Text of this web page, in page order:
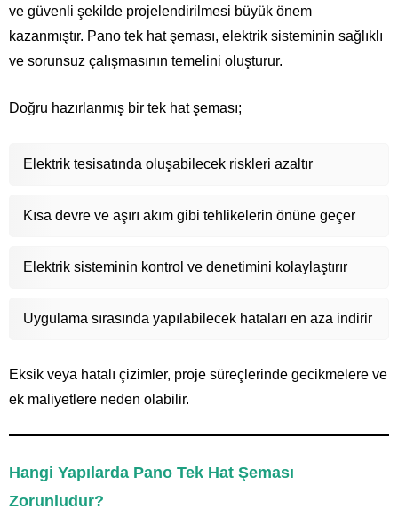
ve güvenli şekilde projelendirilmesi büyük önem
kazanmıştır. Pano tek hat şeması, elektrik sisteminin sağlıklı
ve sorunsuz çalışmasının temelini oluşturur.
Doğru hazırlanmış bir tek hat şeması;
Elektrik tesisatında oluşabilecek riskleri azaltır
Kısa devre ve aşırı akım gibi tehlikelerin önüne geçer
Elektrik sisteminin kontrol ve denetimini kolaylaştırır
Uygulama sırasında yapılabilecek hataları en aza indirir
Eksik veya hatalı çizimler, proje süreçlerinde gecikmelere ve
ek maliyetlere neden olabilir.
Hangi Yapılarda Pano Tek Hat Şeması
Zorunludur?